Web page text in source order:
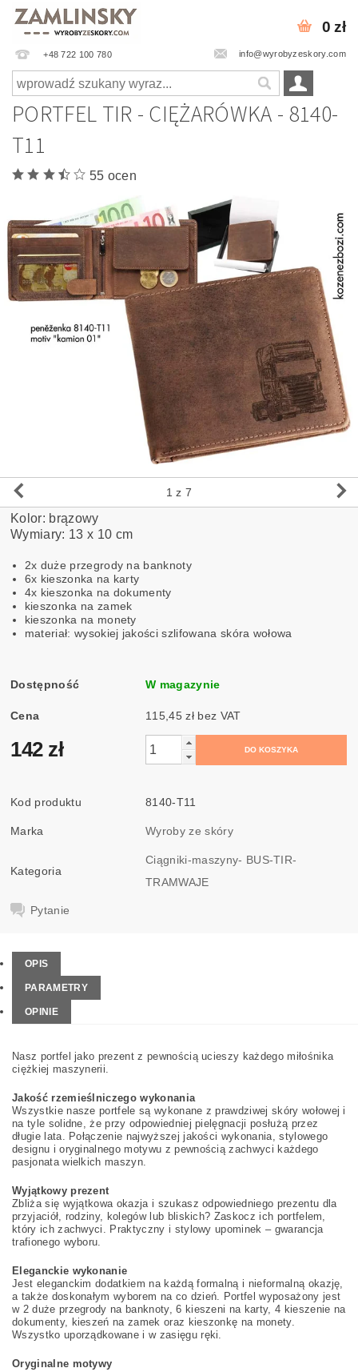
+48 722 100 780 info@wyrobyzeskory.com
0 zł
PORTFEL TIR - CIĘŻARÓWKA - 8140-
T11
55 ocen
1 z 7
Kolor: brązowy
Wymiary: 13 x 10 cm
2x duże przegrody na banknoty
6x kieszonka na karty
4x kieszonka na dokumenty
kieszonka na zamek
kieszonka na monety
materiał: wysokiej jakości szlifowana skóra wołowa
Dostępność W magazynie
Cena 115,45 zł bez VAT
142 zł
Kod produktu 8140-T11
Marka Wyroby ze skóry
Kategoria
Ciągniki-maszyny- BUS-TIR-
TRAMWAJE
Pytanie
OPIS
PARAMETRY
OPINIE
Nasz portfel jako prezent z pewnością ucieszy każdego miłośnika
ciężkiej maszynerii.
Jakość rzemieślniczego wykonania
Wszystkie nasze portfele są wykonane z prawdziwej skóry wołowej i
na tyle solidne, że przy odpowiedniej pielęgnacji posłużą przez
długie lata. Połączenie najwyższej jakości wykonania, stylowego
designu i oryginalnego motywu z pewnością zachwyci każdego
pasjonata wielkich maszyn.
Wyjątkowy prezent
Zbliża się wyjątkowa okazja i szukasz odpowiedniego prezentu dla
przyjaciół, rodziny, kolegów lub bliskich? Zaskocz ich portfelem,
który ich zachwyci. Praktyczny i stylowy upominek – gwarancja
trafionego wyboru.
Eleganckie wykonanie
Jest eleganckim dodatkiem na każdą formalną i nieformalną okazję,
a także doskonałym wyborem na co dzień. Portfel wyposażony jest
w 2 duże przegrody na banknoty, 6 kieszeni na karty, 4 kieszenie na
dokumenty, kieszeń na zamek oraz kieszonkę na monety.
Wszystko uporządkowane i w zasięgu ręki.
Oryginalne motywy